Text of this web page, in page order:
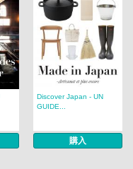
Discover Japan - UN
GUIDE...
購入